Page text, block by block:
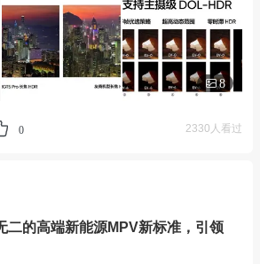
8
0 2330人看过
二的高端新能源MPV新标准，引领